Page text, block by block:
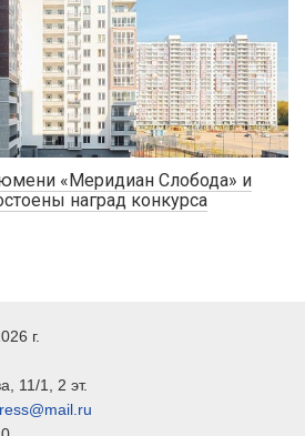
«Меридиан Слобода» и
наград конкурса
г.
11/1, 2 эт.